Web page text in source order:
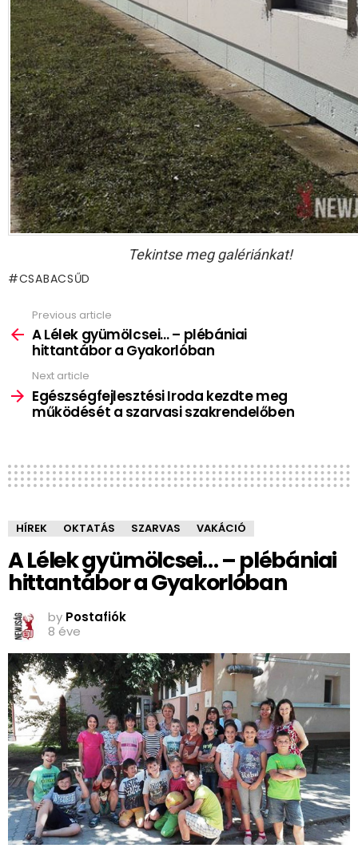
Tekintse meg galériánkat!
CSABACSŰD
more
Previous article
A Lélek gyümölcsei… – plébániai
hittantábor a Gyakorlóban
Next article
Egészségfejlesztési Iroda kezdte meg
működését a szarvasi szakrendelőben
HÍREK OKTATÁS SZARVAS VAKÁCIÓ
A Lélek gyümölcsei… – plébániai
hittantábor a Gyakorlóban
by Postafiók
8 éve